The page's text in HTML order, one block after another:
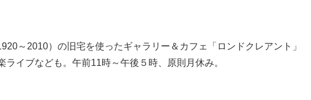
～2010）の旧宅を使ったギャラリー＆カフェ「ロンドクレアント」
イブなども。午前11時～午後５時、原則月休み。